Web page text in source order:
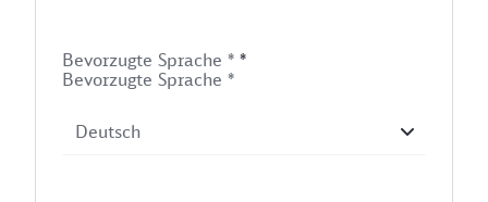
Bevorzugte Sprache * *
Bevorzugte Sprache *